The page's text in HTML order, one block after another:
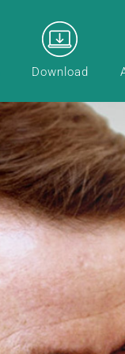
Download